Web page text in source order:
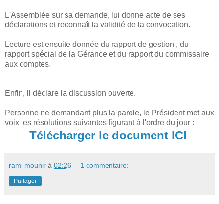
L'Assemblée sur sa demande, lui donne acte de ses
déclarations et reconnaît la validité de la convocation.
Lecture est ensuite donnée du rapport de gestion , du
rapport spécial de la Gérance et du rapport du commissaire
aux comptes.
Enfin, il déclare la discussion ouverte.
Personne ne demandant plus la parole, le Président met aux
voix les résolutions suivantes figurant à l'ordre du jour :
Télécharger le document ICI
rami mounir à 02:26 1 commentaire:
Partager